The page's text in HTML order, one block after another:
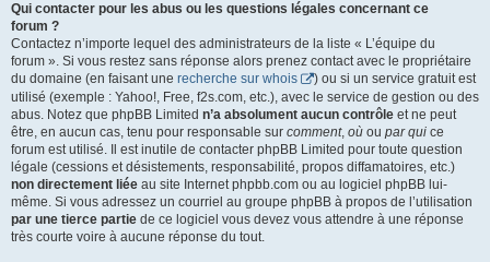
Qui contacter pour les abus ou les questions légales concernant ce
forum ?
Contactez n’importe lequel des administrateurs de la liste « L’équipe du
forum ». Si vous restez sans réponse alors prenez contact avec le propriétaire
du domaine (en faisant une recherche sur whois
) ou si un service gratuit est
utilisé (exemple : Yahoo!, Free, f2s.com, etc.), avec le service de gestion ou des
abus. Notez que phpBB Limited n’a absolument aucun contrôle et ne peut
être, en aucun cas, tenu pour responsable sur comment, où ou par qui ce
forum est utilisé. Il est inutile de contacter phpBB Limited pour toute question
légale (cessions et désistements, responsabilité, propos diffamatoires, etc.)
non directement liée au site Internet phpbb.com ou au logiciel phpBB lui-
même. Si vous adressez un courriel au groupe phpBB à propos de l’utilisation
par une tierce partie de ce logiciel vous devez vous attendre à une réponse
très courte voire à aucune réponse du tout.